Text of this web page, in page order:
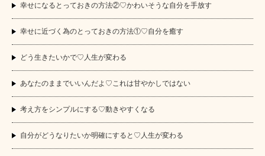
幸せになるとっておきの方法②♡かわいそうな自分を手放す
幸せに近づく為のとっておきの方法①♡自分を癒す
どう生きたいかで♡人生が変わる
あなたのままでいいんだよ♡これは甘やかしではない
考え方をシンプルにする♡動きやすくなる
自分がどうなりたいか明確にすると♡人生が変わる